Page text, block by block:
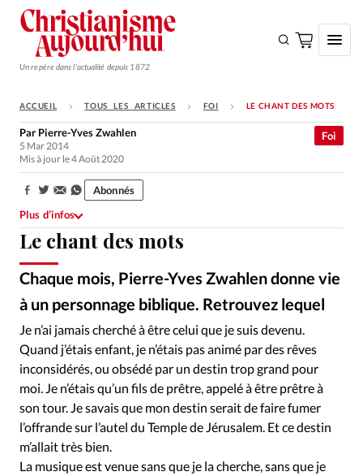
Un repère dans l'actualité depuis 1872
S'ABONNER
Monde
Opinions
Tous les articles
Faire un don
Emploi
Se connecter
Édition: Internationale
Devise:CHF
RUBRIQUES
Tous les articles
Actualité internationale
Chronique
Culture
ACCUEIL TOUS LES ARTICLES FOI LE CHANT DES MOTS
Le chant des mots
Chaque mois, Pierre-Yves Zwahlen donne vie
à un personnage biblique. Retrouvez lequel
Foi
Par Pierre-Yves Zwahlen
5 Mar 2014
Mis à jour le 4 Août 2020
Partager:
Abonnés
Plus d’infos
Je n’ai jamais cherché à être celui que je suis devenu.
Quand j’étais enfant, je n’étais pas animé par des rêves
inconsidérés, ou obsédé par un destin trop grand pour
moi. Je n’étais qu’un fils de prêtre, appelé à être prêtre à
son tour. Je savais que mon destin serait de faire fumer
l’offrande sur l’autel du Temple de Jérusalem. Et ce destin
m’allait très bien.
La musique est venue sans que je la cherche, sans que je